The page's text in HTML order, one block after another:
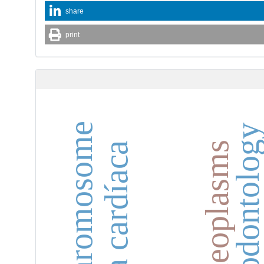
share
print